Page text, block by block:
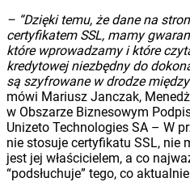
– “Dzięki temu, że dane na
certyfikatem SSL, mamy
które wprowadzamy i które
kredytowej niezbędny do
są szyfrowane w drodze
mówi Mariusz Janczak,
w Obszarze Biznesowym
Unizeto Technologies SA – W
nie stosuje certyfikatu SSL, nie
jest jej właścicielem, a co
“podsłuchuje” tego, co